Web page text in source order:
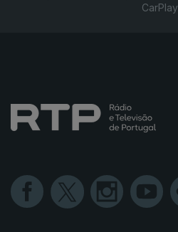
CarPlay